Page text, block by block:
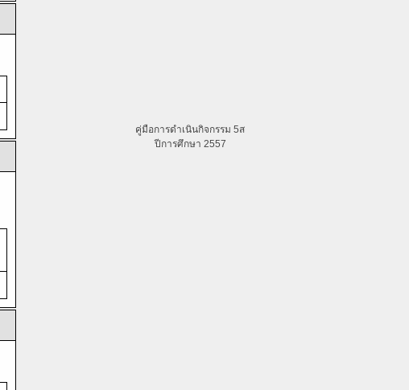
คู่มือการดำเนินกิจกรรม 5ส
ปีการศึกษา 2557